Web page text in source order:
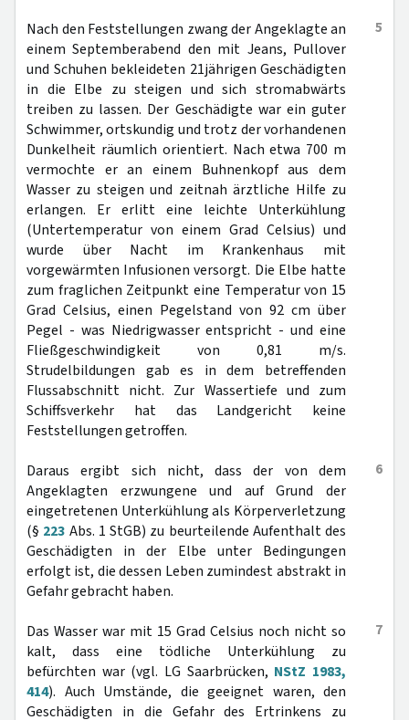
5
Nach den Feststellungen zwang der Angeklagte an
einem Septemberabend den mit Jeans, Pullover
und Schuhen bekleideten 21jährigen Geschädigten
in die Elbe zu steigen und sich stromabwärts
treiben zu lassen. Der Geschädigte war ein guter
Schwimmer, ortskundig und trotz der vorhandenen
Dunkelheit räumlich orientiert. Nach etwa 700 m
vermochte er an einem Buhnenkopf aus dem
Wasser zu steigen und zeitnah ärztliche Hilfe zu
erlangen. Er erlitt eine leichte Unterkühlung
(Untertemperatur von einem Grad Celsius) und
wurde über Nacht im Krankenhaus mit
vorgewärmten Infusionen versorgt. Die Elbe hatte
zum fraglichen Zeitpunkt eine Temperatur von 15
Grad Celsius, einen Pegelstand von 92 cm über
Pegel - was Niedrigwasser entspricht - und eine
Fließgeschwindigkeit von 0,81 m/s.
Strudelbildungen gab es in dem betreffenden
Flussabschnitt nicht. Zur Wassertiefe und zum
Schiffsverkehr hat das Landgericht keine
Feststellungen getroffen.
6
Daraus ergibt sich nicht, dass der von dem
Angeklagten erzwungene und auf Grund der
eingetretenen Unterkühlung als Körperverletzung
(§ 223 Abs. 1 StGB) zu beurteilende Aufenthalt des
Geschädigten in der Elbe unter Bedingungen
erfolgt ist, die dessen Leben zumindest abstrakt in
Gefahr gebracht haben.
7
Das Wasser war mit 15 Grad Celsius noch nicht so
kalt, dass eine tödliche Unterkühlung zu
befürchten war (vgl. LG Saarbrücken, NStZ 1983,
414). Auch Umstände, die geeignet waren, den
Geschädigten in die Gefahr des Ertrinkens zu